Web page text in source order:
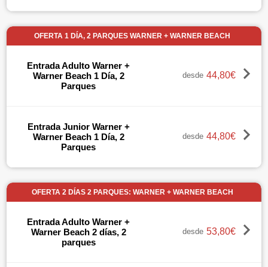
OFERTA 1 DÍA, 2 PARQUES WARNER + WARNER BEACH
Entrada Adulto Warner +
Warner Beach 1 Día, 2
Parques
desde 44,80€
Entrada Junior Warner +
Warner Beach 1 Día, 2
Parques
desde 44,80€
OFERTA 2 DÍAS 2 PARQUES: WARNER + WARNER BEACH
Entrada Adulto Warner +
Warner Beach 2 días, 2
parques
desde 53,80€